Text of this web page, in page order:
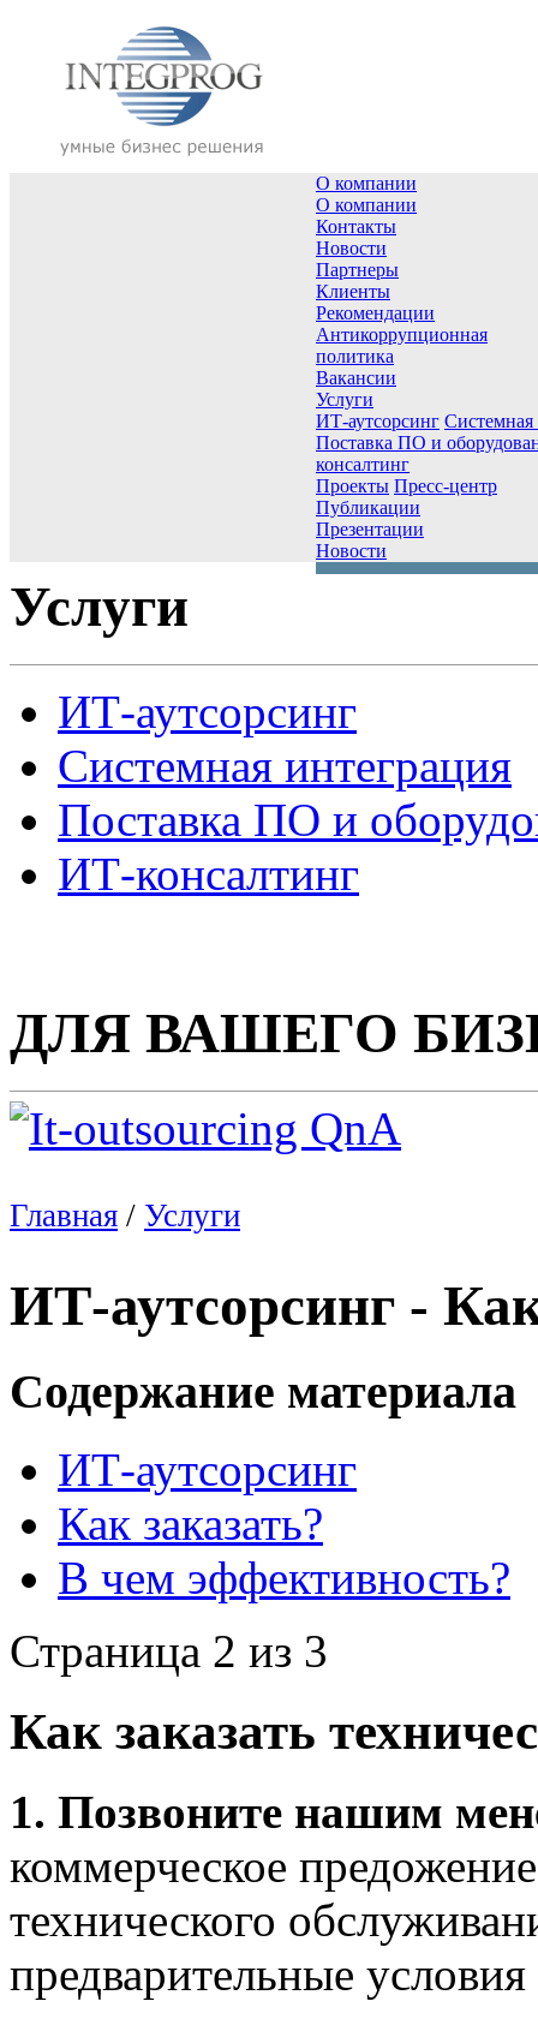
О компании
О компании
Контакты
Новости
Партнеры
Клиенты
Рекомендации
Антикоррупционная
политика
Вакансии
Услуги
ИТ-аутсорсинг Системная
Поставка ПО и
консалтинг
Проекты Пресс-центр
Публикации
Презентации
Новости
Услуги
ИТ-аутсорсинг
Системная интеграция
Поставка ПО и
ИТ-консалтинг
ДЛЯ ВАШЕГО
Главная / Услуги
ИТ-аутсорсинг -
Содержание материала
ИТ-аутсорсинг
Как заказать?
В чем эффективность?
Страница 2 из 3
Как заказать
1. Позвоните нашим
коммерческое
технического
предварительные